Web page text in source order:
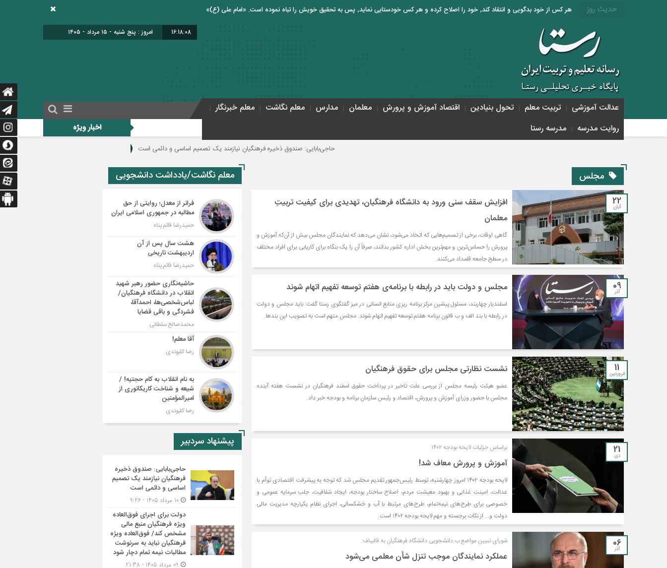
حدیث روز هر کس از خود بدگویی و انتقاد کند٬ خود را اصلاح کرده و هر کس خودستایی نماید٬ پس به تحقیق خویش را تباه نموده است. «امام علی (ع)»
16:18:08 امروز : پنج شنبه - ۱۵ مرداد - ۱۴۰۵
عدالت آموزشی تربیت معلم تحول بنیادین اقتصاد آموزش و پرورش معلمان مدارس معلم نگاشت
معلم خبرنگار
روایت مدرسه
مدرسه رستا اخبار ویژه
حاجی‌بابایی: صندوق ذخیره فرهنگیان نیازمند یک تصمیم اساسی و دائمی است دولت برای اجرای فوق‌العاده ویژه فرهنگیان منبع
مجلس
22
آبان
افزایش سقف سنی ورود به دانشگاه فرهنگیان، تهدیدی برای کیفیت تربیتِ
معلمان
گاهی اوقات، برخی از تصمیم‌هایی که اتخاذ می‌شود، نشان می‌دهد که نمایندگان مجلس بیش از آن‌که آموزش و
پرورش را حساس‌ترین و مهم‌ترین بخش اداره کشور بدانند، صرفاً آن را یک بنگاه برای کاریابی برای افراد مختلف
در سطح جامعه قلمداد می‌کنند.
09
آذر مجلس و دولت باید در رابطه با برنامه‌ی هفتم توسعه تفهیم اتهام شوند
اسفندیار چهاربند، مسئول پیشین مرکز برنامه ریزی منابع انسانی در میز گفتگوی رستا گفت: باید مجلس و دولت
در رابطه با بند الف و ب قانون برنامه هفتم توسعه تفهیم اتهام شوند. مجلس متهم است به تصویب این بندها.
11
فروردین نشست نظارتی مجلس برای حقوق فرهنگیان
عضو هیئت رئیسه مجلس از بررسی علت تاخیر در پرداخت حقوق اسفند فرهنگیان در نشست هفته آینده
مجلس با حضور وزرای آموزش و پرورش، اقتصاد و رئیس سازمان برنامه و بودجه خبر داد.
21
دی
براساس جزئیات لایحه بودجه ۱۴۰۲
آموزش و پرورش معاف شد!
لایحه بودجه ۱۴۰۲ امروز چهارشنبه، توسط رئیس‌جمهور تقدیم مجلس شد که توجه به پیشرفت اقتصادی توأم با
عدالت، امینت غذایی و بهبود معیشت مردم، اصلاح ساختار بودجه، ایجاد شفافیت، جلب سرمایه عمومی و
خصوصی برای طرح‌های نیمه‌تمام، طرح‌های مرتبط با آب و خشکسالی، اجرای نظام یکپارچه مدیریت مالی
دولت و... از نکات برجسته و مهم لایحه بودجه ۱۴۰۲ است.
06
آذر
شورای تبیین مواضع ب.دانشجویی دانشگاه فرهنگیان به قالیباف:
عملکرد نمایندگان موجب تنزل شأن معلمی می‌شود
معلم نگاشت/یادداشت دانشجویی
فراتر از معدل؛ روایتی از حق
مطالبه در جمهوری اسلامی ایران
حمیدرضا قائم پناه
هشت سال پس از آن
اردیبهشت تاریخی
حمیدرضا قائم پناه
حاشیه‌نگاری حضور رهبر شهید
انقلاب در دانشگاه فرهنگیان/
لباس‌شخصی‌ها، احمدآقا،
فشردگی و باقی قضایا
محمدصالح سلطانی
آقا معلم!
رضا کلیوندی
به نام انقلاب به کام حجتیه! /
شیعه و شناخت کاریکاتوری از
امیرالمؤمنین
رضا کلیوندی
پیشنهاد سردبیر
حاجی‌بابایی: صندوق ذخیره
فرهنگیان نیازمند یک تصمیم
اساسی و دائمی است
دولت برای اجرای فوق‌العاده
ویژه فرهنگیان منبع مالی
مشخص کند/ فوق‌العاده ویژه
فرهنگیان نباید به سرنوشت
مطالبات نیمه‌ تمام دچار شود